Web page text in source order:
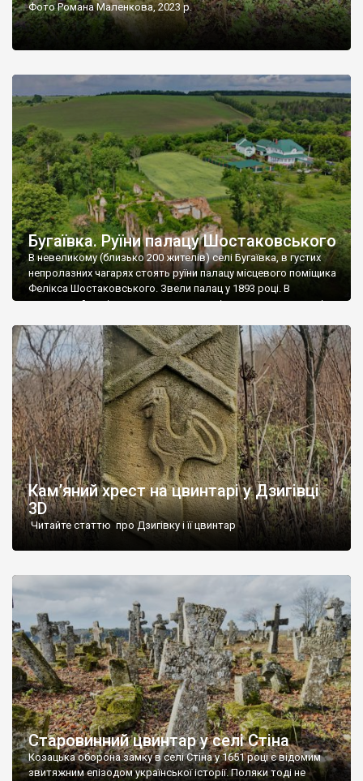
Фото Романа Маленкова, 2023 р.
Бугаївка. Руїни палацу Шостаковського
В невеликому (близько 200 жителів) селі Бугаївка, в густих
непролазних чагарях стоять руїни палацу місцевого поміщика
Фелікса Шостаковського. Звели палац у 1893 році. В
радянський період у ньому спочатку містилася школа, потім
століття тут розмістили туберкульозну лікарню. Коли із
палацу виїхала лікарня – ми точно не […]
Кам’яний хрест на цвинтарі у Дзигівці
3D
Читайте статтю про Дзигівку і її цвинтар
Старовинний цвинтар у селі Стіна
Козацька оборона замку в селі Стіна у 1651 році є відомим
звитяжним епізодом української історії. Поляки тоді не